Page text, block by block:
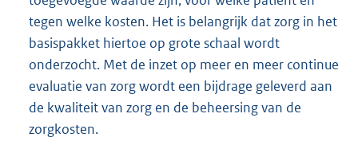
tegen welke kosten. Het is belangrijk dat zorg in het
basispakket hiertoe op grote schaal wordt
onderzocht. Met de inzet op meer en meer continue
evaluatie van zorg wordt een bijdrage geleverd aan
de kwaliteit van zorg en de beheersing van de
zorgkosten.